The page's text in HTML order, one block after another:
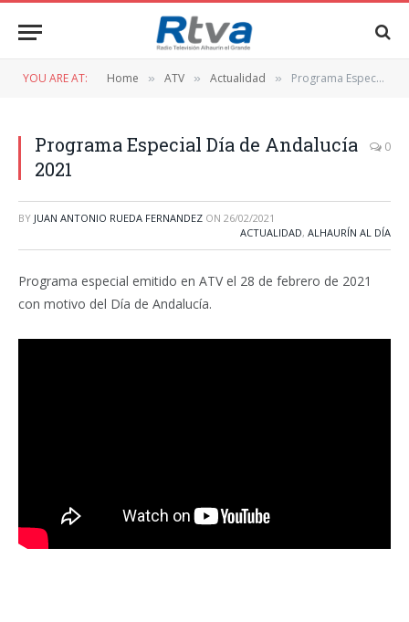
YOU ARE AT: Home » ATV » Actualidad » Programa Especial Día de Andalucía 2021
Programa Especial Día de Andalucía
2021
0
BY JUAN ANTONIO RUEDA FERNANDEZ ON 26/02/2021
ACTUALIDAD, ALHAURÍN AL DÍA
Programa especial emitido en ATV el 28 de febrero de 2021
con motivo del Día de Andalucía.